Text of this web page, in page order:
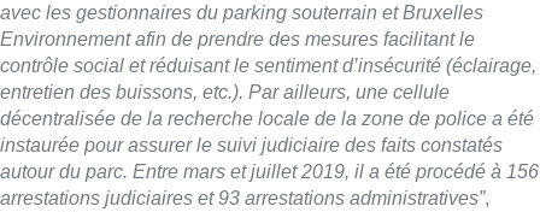
avec les gestionnaires du parking souterrain et Bruxelles
Environnement afin de prendre des mesures facilitant le
contrôle social et réduisant le sentiment d’insécurité (éclairage,
entretien des buissons, etc.). Par ailleurs, une cellule
décentralisée de la recherche locale de la zone de police a été
instaurée pour assurer le suivi judiciaire des faits constatés
autour du parc. Entre mars et juillet 2019, il a été procédé à 156
arrestations judiciaires et 93 arrestations administratives”,